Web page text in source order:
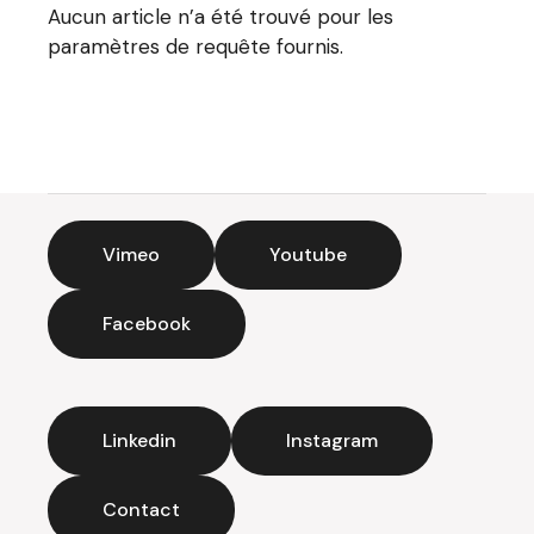
Aucun article n’a été trouvé pour les
paramètres de requête fournis.
Vimeo Youtube
Facebook
Linkedin Instagram
Contact